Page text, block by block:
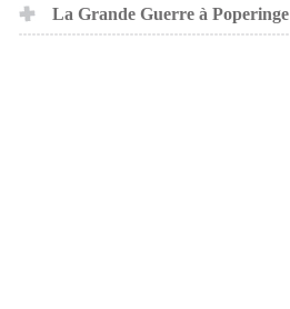
La Grande Guerre à Poperinge